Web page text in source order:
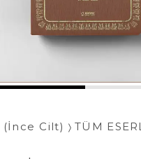
1
(İnce Cilt) TÜM